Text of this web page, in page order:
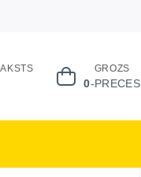
GROZS
0-PRECES